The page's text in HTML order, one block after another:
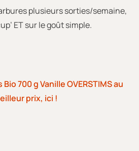
plusieurs sorties/semaine,
ET sur le goût simple.
700 g Vanille OVERSTIMS au
prix, ici !